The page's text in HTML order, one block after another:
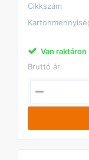
Cikkszám
Van raktáron
Bruttó ár: